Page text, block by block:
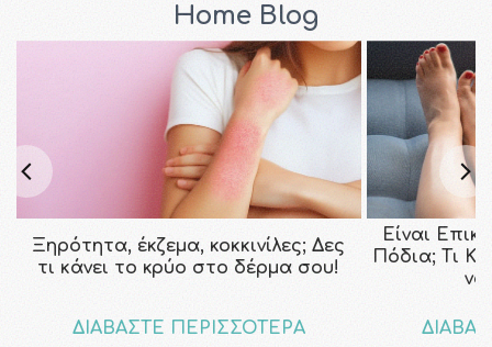
Home Blog
Ξηρότητα, έκζεμα, κοκκινίλες; Δες
τι κάνει το κρύο στο δέρμα σου!
ΔΙΑΒΑΣΤΕ ΠΕΡΙΣΣΟΤΕΡΑ
Είναι
Πόδια; Τι
να